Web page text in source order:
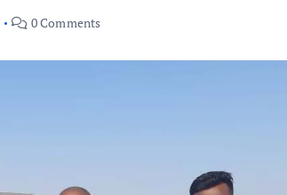
0 Comments